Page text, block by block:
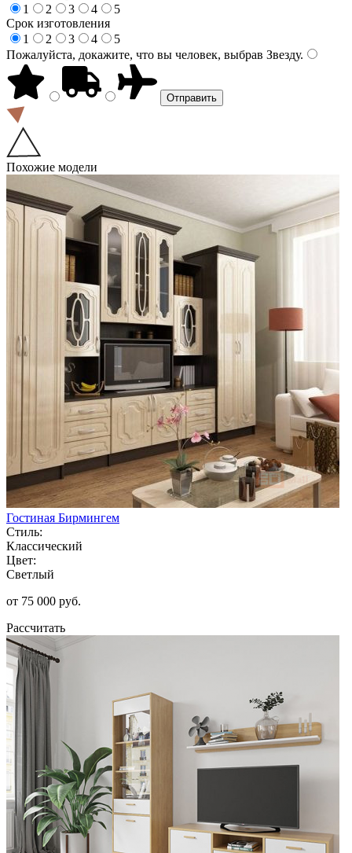
1
2 3 4
5
Срок изготовления
1
2 3 4
5
Пожалуйста, докажите, что вы человек, выбрав Звезду.
Похожие модели
Гостиная Бирмингем
Стиль:
Классический
Цвет:
Светлый
от 75 000 руб.
Рассчитать